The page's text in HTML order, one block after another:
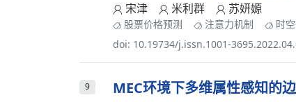
宋津 米利群 苏妍嫄
股票价格预测 注意力机制
时
doi: 10.19734/j.issn.1001-
9 MEC环境下多维属性感知的